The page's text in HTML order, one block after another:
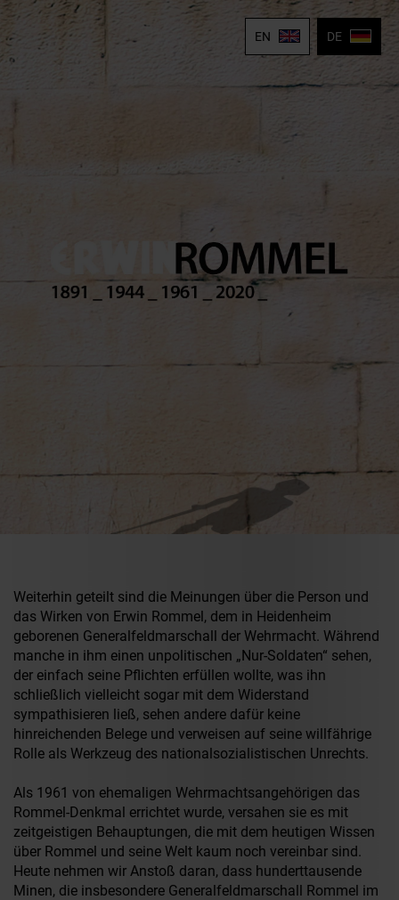
DE
EN
Weiterhin geteilt sind die Meinungen über die Person und
das Wirken von Erwin Rommel, dem in Heidenheim
geborenen Generalfeldmarschall der Wehrmacht. Während
manche in ihm einen unpolitischen „Nur-Soldaten“ sehen,
der einfach seine Pflichten erfüllen wollte, was ihn
schließlich vielleicht sogar mit dem Widerstand
sympathisieren ließ, sehen andere dafür keine
hinreichenden Belege und verweisen auf seine willfährige
Rolle als Werkzeug des nationalsozialistischen Unrechts.
Als 1961 von ehemaligen Wehrmachtsangehörigen das
Rommel-Denkmal errichtet wurde, versahen sie es mit
zeitgeistigen Behauptungen, die mit dem heutigen Wissen
über Rommel und seine Welt kaum noch vereinbar sind.
Heute nehmen wir Anstoß daran, dass hunderttausende
Minen, die insbesondere Generalfeldmarschall Rommel im